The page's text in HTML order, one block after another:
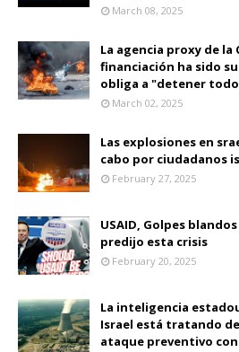
March 08, 2025
La agencia proxy de la
financiación ha sido
obliga a "detener
March 02, 2025
Las explosiones en
cabo por ciudadanos
February 27, 2025
USAID, Golpes
predijo esta crisis
February 20, 2025
La inteligencia
Israel está tratando
ataque preventivo